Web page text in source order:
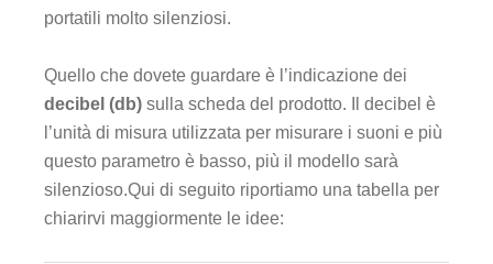
portatili molto silenziosi.
Quello che dovete guardare è l’indicazione dei
decibel (db) sulla scheda del prodotto. Il decibel è
l’unità di misura utilizzata per misurare i suoni e più
questo parametro è basso, più il modello sarà
silenzioso.Qui di seguito riportiamo una tabella per
chiarirvi maggiormente le idee: